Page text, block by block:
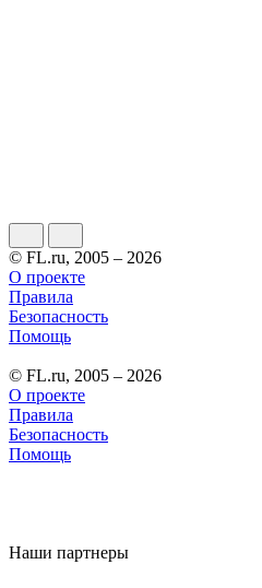
© FL.ru, 2005 – 2026
О проекте
Правила
Безопасность
Помощь
© FL.ru, 2005 – 2026
О проекте
Правила
Безопасность
Помощь
Наши партнеры